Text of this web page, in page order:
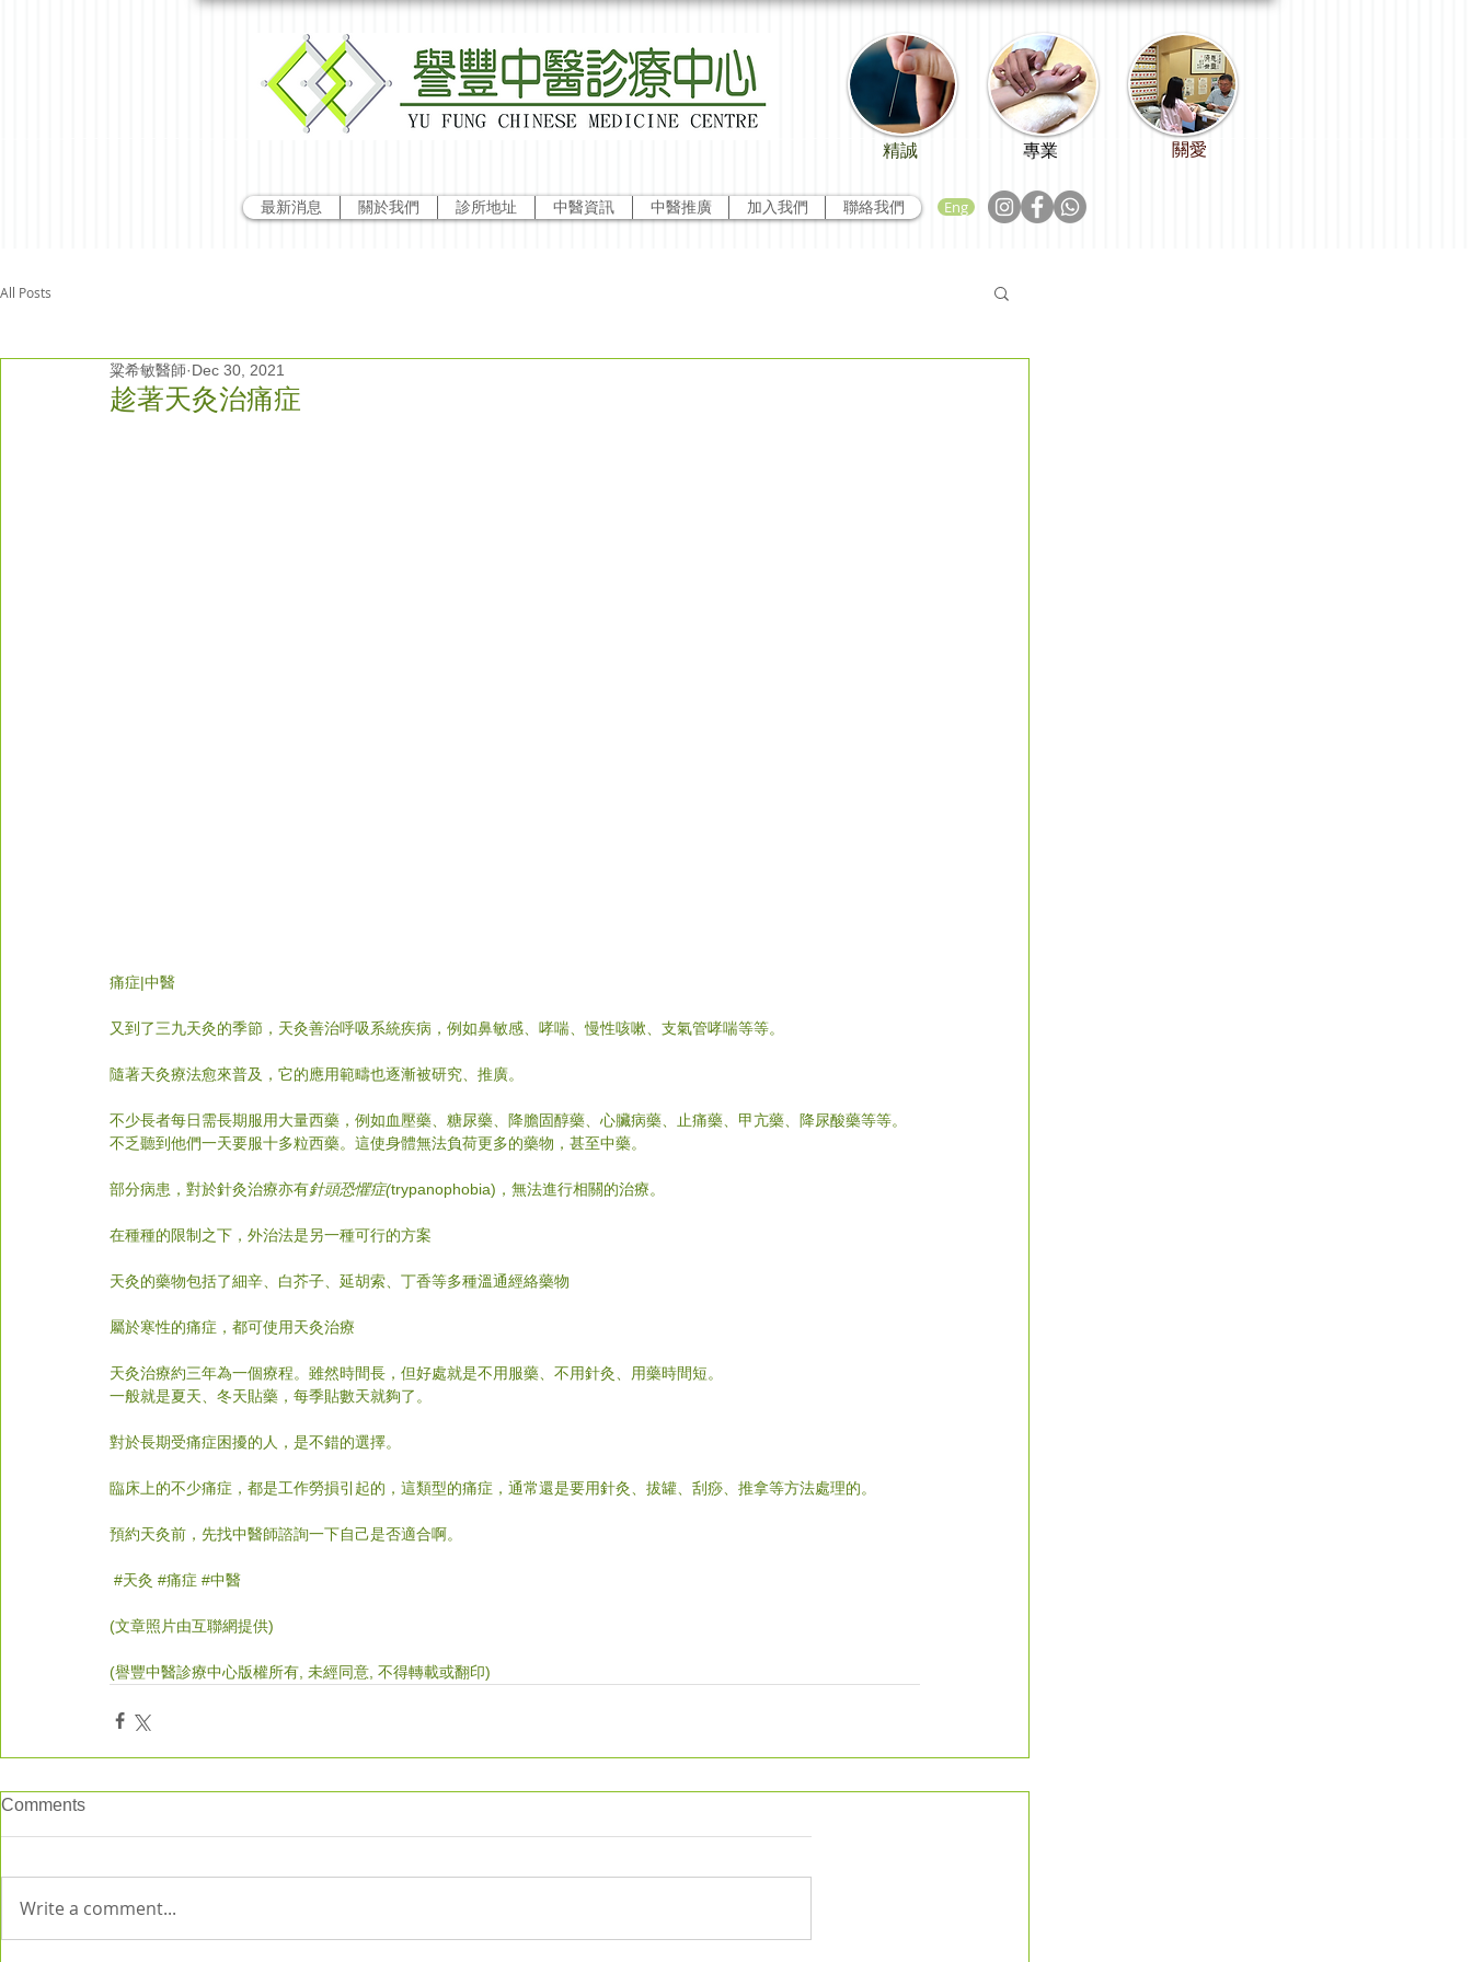
精誠
最新消息 關於我們 診所地址 中醫資訊 中醫推廣 加入我們 聯絡我們 Eng
專業 關愛
All Posts
趁著天灸治痛症
粱希敏醫師 Dec 30, 2021
痛症|中醫
又到了三九天灸的季節，天灸善治呼吸系統疾病，例如鼻敏感、哮喘、慢性咳嗽、支氣管哮喘等等。
隨著天灸療法愈來普及，它的應用範疇也逐漸被研究、推廣。
不少長者每日需長期服用大量西藥，例如血壓藥、糖尿藥、降膽固醇藥、心臟病藥、止痛藥、甲亢藥、降尿酸藥等等。
不乏聽到他們一天要服十多粒西藥。這使身體無法負荷更多的藥物，甚至中藥。
部分病患，對於針灸治療亦有針頭恐懼症(trypanophobia)，無法進行相關的治療。
在種種的限制之下，外治法是另一種可行的方案
天灸的藥物包括了細辛、白芥子、延胡索、丁香等多種溫通經絡藥物
屬於寒性的痛症，都可使用天灸治療
天灸治療約三年為一個療程。雖然時間長，但好處就是不用服藥、不用針灸、用藥時間短。
一般就是夏天、冬天貼藥，每季貼數天就夠了。
對於長期受痛症困擾的人，是不錯的選擇。
臨床上的不少痛症，都是工作勞損引起的，這類型的痛症，通常還是要用針灸、拔罐、刮痧、推拿等方法處理的。
預約天灸前，先找中醫師諮詢一下自己是否適合啊。
#天灸 #痛症 #中醫
(文章照片由互聯網提供)
(譽豐中醫診療中心版權所有, 未經同意, 不得轉載或翻印)
Comments
Write a comment...